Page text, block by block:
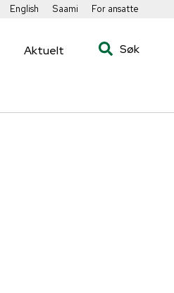
English Saami For ansatte
Aktuelt Søk